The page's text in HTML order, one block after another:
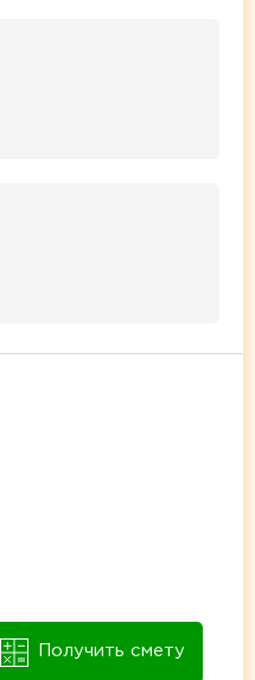
Получить смету